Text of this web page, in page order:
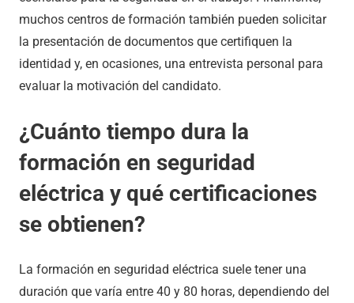
muchos centros de formación también pueden solicitar
la presentación de documentos que certifiquen la
identidad y, en ocasiones, una entrevista personal para
evaluar la motivación del candidato.
¿Cuánto tiempo dura la
formación en seguridad
eléctrica y qué certificaciones
se obtienen?
La formación en seguridad eléctrica suele tener una
duración que varía entre 40 y 80 horas, dependiendo del